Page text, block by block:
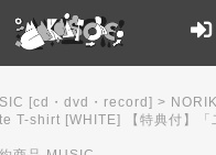
[cd・dvd・record] >
T-shirt [WHITE] 【特典付】「